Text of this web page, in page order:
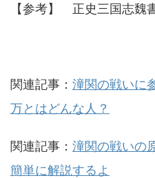
【参考】 正史三国志魏
関連記事： 潼関の戦いに
万とはどんな人？
関連記事： 潼関の戦いの
簡単に解説するよ